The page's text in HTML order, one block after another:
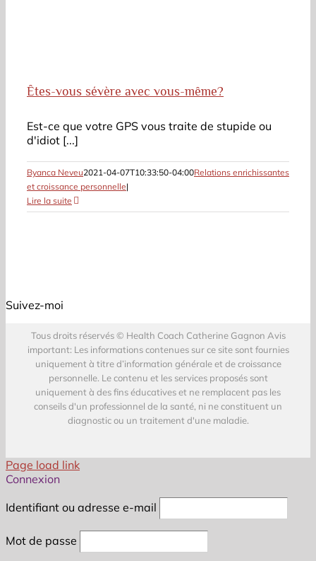
Êtes-vous sévère avec vous-même?
Est-ce que votre GPS vous traite de stupide ou
d'idiot [...]
Byanca Neveu2021-04-07T10:33:50-04:00Relations enrichissantes
et croissance personnelle|
Lire la suite
Suivez-moi
Tous droits réservés © Health Coach Catherine Gagnon Avis
important: Les informations contenues sur ce site sont fournies
uniquement à titre d’information générale et de croissance
personnelle. Le contenu et les services proposés sont
uniquement à des fins éducatives et ne remplacent pas les
conseils d'un professionnel de la santé, ni ne constituent un
diagnostic ou un traitement d'une maladie.
Page load link
Connexion
Identifiant ou adresse e-mail
Mot de passe